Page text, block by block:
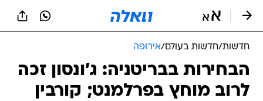
חדשות/חדשות בעולם/אירופה
הבחירות בבריטניה: ג'ונסון זכה
לרוב מוחץ בפרלמנט; קורבין